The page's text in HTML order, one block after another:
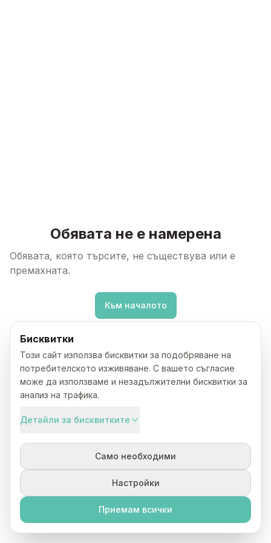
Обявата не е намерена
Обявата, която търсите, не съществува или е
премахната.
Към началото
Бисквитки
Този сайт използва бисквитки за подобряване на
потребителското изживяване. С вашето съгласие
може да използваме и незадължителни бисквитки за
анализ на трафика.
Детайли за бисквитките
Само необходими
Настройки
Приемам всички